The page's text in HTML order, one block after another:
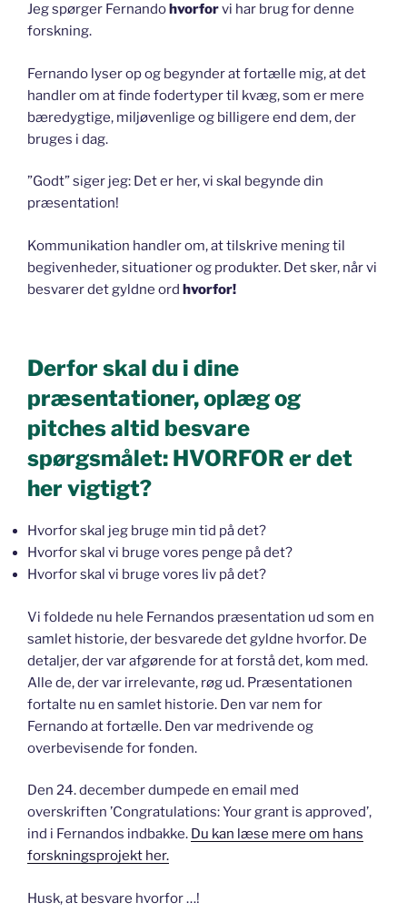
Jeg spørger Fernando hvorforvi har brug for denne
forskning.
Fernando lyser op og begynder at fortælle mig, at det
handler om at finde fodertyper til kvæg, som er mere
bæredygtige, miljøvenlige og billigere end dem, der
bruges i dag.
”Godt” siger jeg: Det er her, vi skal begynde din
præsentation!
Kommunikation handler om, at tilskrive mening til
begivenheder, situationer og produkter. Det sker, når vi
besvarer det gyldne ord hvorfor!
Derfor skal du i dine
præsentationer, oplæg og
pitches altid besvare
spørgsmålet: HVORFOR er det
her vigtigt?
Hvorfor skal jeg bruge min tid på det?
Hvorfor skal vi bruge vores penge på det?
Hvorfor skal vi bruge vores liv på det?
Vi foldede nu hele Fernandos præsentation ud som en
samlet historie, der besvarede det gyldne hvorfor. De
detaljer, der var afgørende for at forstå det, kom med.
Alle de, der var irrelevante, røg ud. Præsentationen
fortalte nu en samlet historie. Den var nem for
Fernando at fortælle. Den var medrivende og
overbevisende for fonden.
Den 24. december dumpede en email med
overskriften ’Congratulations: Your grant is approved’,
ind i Fernandos indbakke. Du kan læse mere om hans
forskningsprojekt her.
Husk, at besvare hvorfor …!